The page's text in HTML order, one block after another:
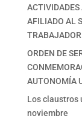
ACTIVIDADES
AFILIADO AL
ORDEN DE
AUTONOMÍA
Los claustros
noviembre